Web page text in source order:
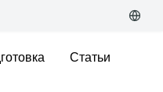
Статьи